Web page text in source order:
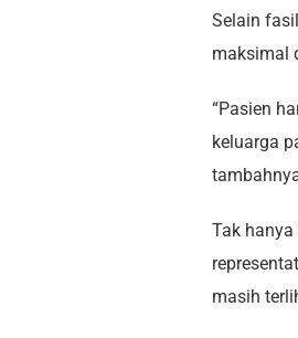
Selain
maksimal
“Pasien
keluarga
Tak
masih